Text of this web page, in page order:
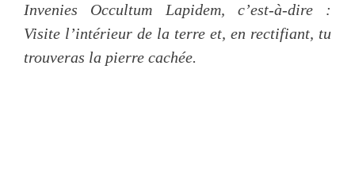
Invenies Occultum Lapidem, c’est-à-dire :
Visite l’intérieur de la terre et, en rectifiant, tu
trouveras la pierre cachée.